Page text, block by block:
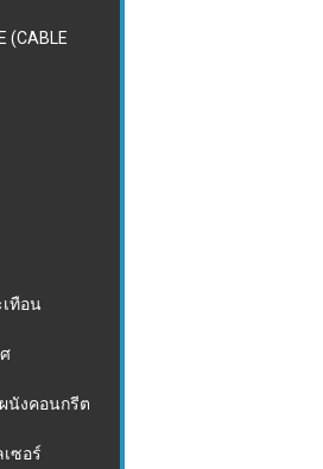
(CABLE
ทือน
นังคอนกรีต
เซอร์